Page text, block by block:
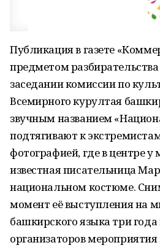
Публикация в газете
предметом
заседании комиссии по
Всемирного курултая
звучным названием
подтягивают к
фотографией, где в центре
известная писательница
национальном костюме.
момент её выступления на
башкирского языка три года
организаторов